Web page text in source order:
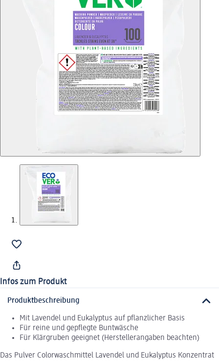
Infos zum Produkt
Produktbeschreibung
Mit Lavendel und Eukalyptus auf pflanzlicher Basis
Für reine und gepflegte Buntwäsche
Für Klärgruben geeignet (Herstellerangaben beachten)
Das Pulver Colorwaschmittel Lavendel und Eukalyptus Konzentrat